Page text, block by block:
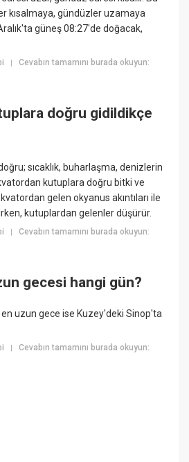
kısalmaya, gündüzler uzamaya
güneş 08:27'de doğacak,
|Cevabın tamamını burada okuyun:
doğru gidildikçe
sıcaklık, buharlaşma, denizlerin
kutuplara doğru bitki ve
gelen okyanus akıntıları ile
kutuplardan gelenler düşürür.
|Cevabın tamamını burada okuyun:
gecesi hangi gün?
uzun gece ise Kuzey'deki Sinop'ta
|Cevabın tamamını burada okuyun: